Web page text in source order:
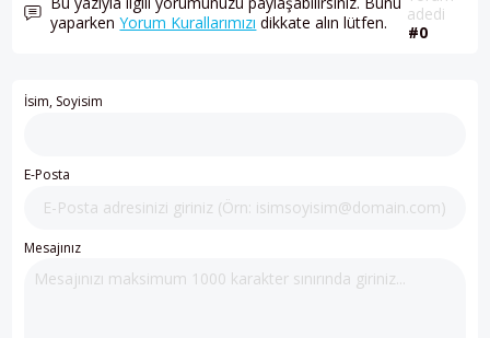
yaparkenYorum Kurallarımızı dikkate alın lütfen.
adedi
#0
İsim, Soyisim
E-Posta
Mesajınız